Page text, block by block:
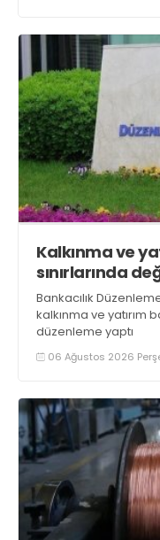
Kalkınma ve
sınırlarında
Bankacılık
kalkınma ve yatırım
düzenleme yaptı
06 Ağustos 2026